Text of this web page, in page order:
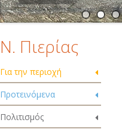
Ν. Πιερίας
Για την περιοχή
Προτεινόμενα
Πολιτισμός